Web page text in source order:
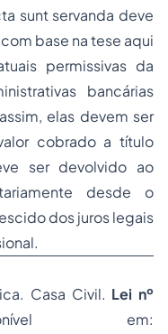
sunt servanda deve
base na tese aqui
permissivas da
bancárias
elas devem ser
cobrado a título
ser devolvido ao
desde o
dos juros legais
Casa Civil. Lei nº
em: